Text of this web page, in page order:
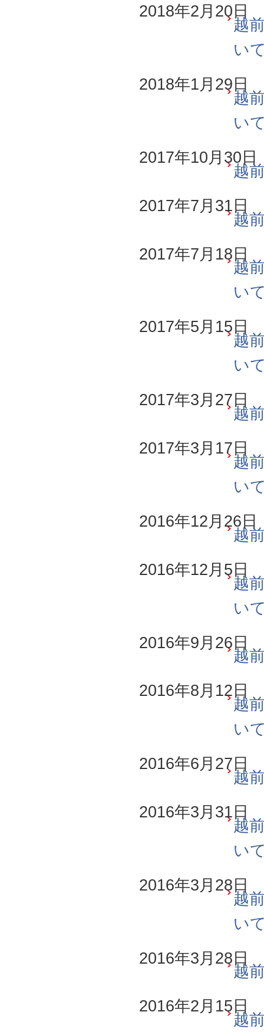
2018年2月20日
越
い
2018年1月29日
越
い
2017年10月30日
越
2017年7月31日
越
2017年7月18日
越
い
2017年5月15日
越
い
2017年3月27日
越
2017年3月17日
越
い
2016年12月26日
越
2016年12月5日
越
い
2016年9月26日
越
2016年8月12日
越
い
2016年6月27日
越
2016年3月31日
越
い
2016年3月28日
越
い
2016年3月28日
越
2016年2月15日
越